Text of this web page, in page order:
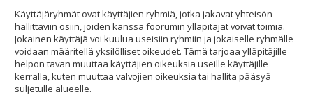
Käyttäjäryhmät ovat käyttäjien ryhmiä, jotka jakavat yhteisön
hallittaviin osiin, joiden kanssa foorumin ylläpitäjät voivat toimia.
Jokainen käyttäjä voi kuulua useisiin ryhmiin ja jokaiselle ryhmälle
voidaan määritellä yksilölliset oikeudet. Tämä tarjoaa ylläpitäjille
helpon tavan muuttaa käyttäjien oikeuksia useille käyttäjille
kerralla, kuten muuttaa valvojien oikeuksia tai hallita pääsyä
suljetulle alueelle.